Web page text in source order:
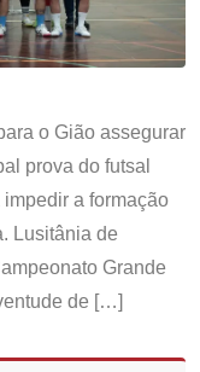
o Gião assegurar
prova do futsal
a formação
Lusitânia de
Grande
de […]